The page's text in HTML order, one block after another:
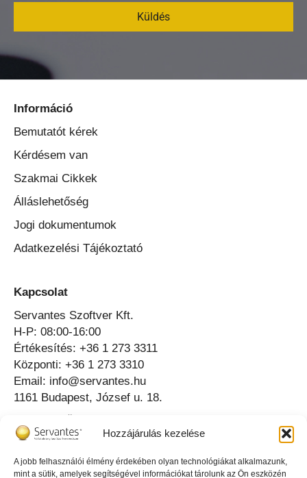
Hozzájárulás kezelése
A jobb felhasználói élmény érdekében olyan technológiákat alkalmazunk,
mint a sütik, amelyek segítségével információkat tárolunk az Ön eszközén
Küldés
Információ
Bemutatót kérek
Kérdésem van
Szakmai Cikkek
Álláslehetőség
Jogi dokumentumok
Adatkezelési Tájékoztató
Kapcsolat
Servantes Szoftver Kft.
H-P: 08:00-16:00
Értékesítés: +36 1 273 3311
Központi: +36 1 273 3310
Email: info@servantes.hu
1161 Budapest, József u. 18.
Online Ügyfélszolgálat ⟶